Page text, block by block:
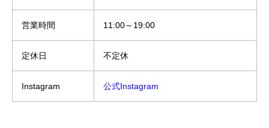
営業時間 11:00～19:00
定休日 不定休
Instagram 公式Instagram